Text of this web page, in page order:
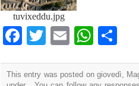
tuvixeddu.jpg
Facebook
TwitterEmail
This entry was posted on giovedì,